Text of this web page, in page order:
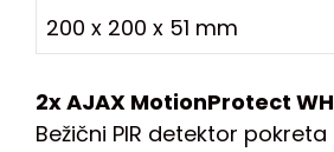
200 x 200 x 51 mm
2x AJAX MotionProtect WH
Bežični PIR detektor pokreta